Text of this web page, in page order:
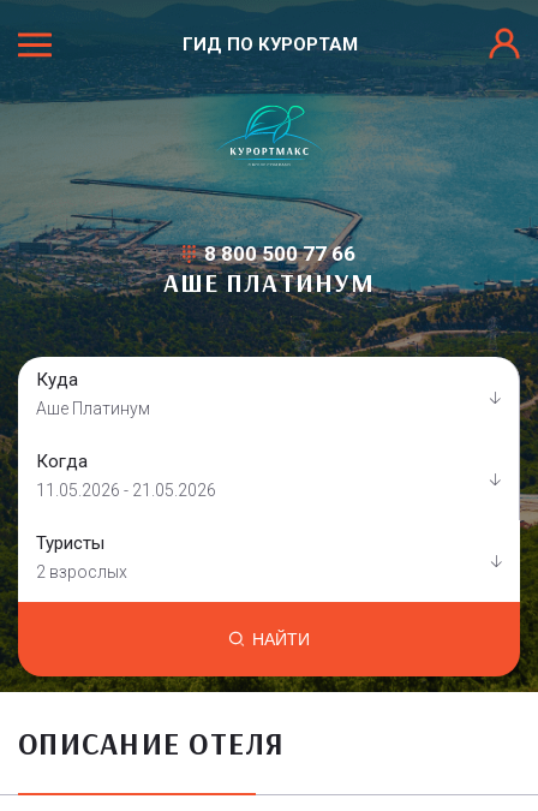
ГИД ПО КУРОРТАМ
8 800 500 77 66
АШЕ ПЛАТИНУМ
Куда
Аше Платинум
Когда
11.05.2026 - 21.05.2026
Туристы
2 взрослых
НАЙТИ
ОПИСАНИЕ ОТЕЛЯ